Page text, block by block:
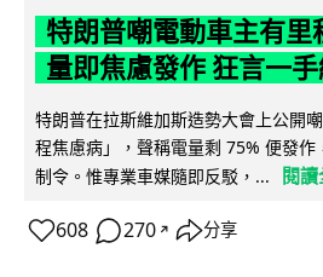
特朗普嘲電動車主有里
量即焦慮發作 狂言一
特朗普在拉斯維加斯造勢大會上公開
程焦慮病」，聲稱電量剩 75% 便發作
制令。惟專業車媒隨即反駁，...
閱
608 270 ↗ 分享